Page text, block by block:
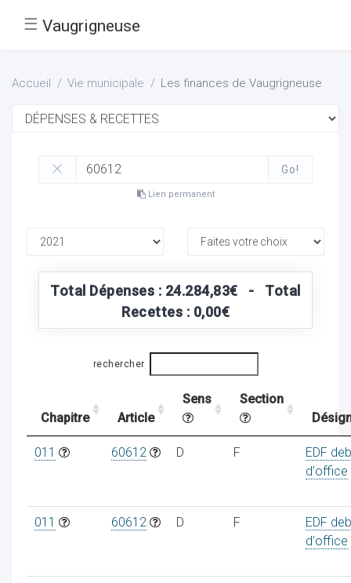
☰ Vaugrigneuse
Accueil Vie municipale Les finances de Vaugrigneuse
Go!
Lien permanent
Total Dépenses : 24.284,83€ - Total
Recettes : 0,00€
rechercher
Chapitre Article
Sens
Section
011 60612 D F
EDF
d'office
011 60612 D F
EDF
d'office